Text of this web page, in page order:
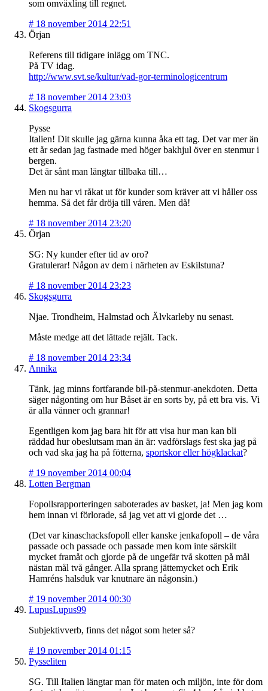
som omväxling till regnet.
# 18 november 2014 22:51
Örjan
Referens till tidigare inlägg om TNC.
På TV idag.
http://www.svt.se/kultur/vad-gor-terminologicentrum
# 18 november 2014 23:03
Skogsgurra
Pysse
Italien! Dit skulle jag gärna kunna åka ett tag. Det var mer än
ett år sedan jag fastnade med höger bakhjul över en stenmur i
bergen.
Det är sånt man längtar tillbaka till…
Men nu har vi råkat ut för kunder som kräver att vi håller oss
hemma. Så det får dröja till våren. Men då!
# 18 november 2014 23:20
Örjan
SG: Ny kunder efter tid av oro?
Gratulerar! Någon av dem i närheten av Eskilstuna?
# 18 november 2014 23:23
Skogsgurra
Njae. Trondheim, Halmstad och Älvkarleby nu senast.
Måste medge att det lättade rejält. Tack.
# 18 november 2014 23:34
Annika
Tänk, jag minns fortfarande bil-på-stenmur-anekdoten. Detta
säger någonting om hur Båset är en sorts by, på ett bra vis. Vi
är alla vänner och grannar!
Egentligen kom jag bara hit för att visa hur man kan bli
räddad hur obeslutsam man än är: vadförslags fest ska jag på
och vad ska jag ha på fötterna, sportskor eller högklackat?
# 19 november 2014 00:04
Lotten Bergman
Fopollsrapporteringen saboterades av basket, ja! Men jag kom
hem innan vi förlorade, så jag vet att vi gjorde det …
(Det var kinaschacksfopoll eller kanske jenkafopoll – de våra
passade och passade och passade men kom inte särskilt
mycket framåt och gjorde på de ungefär två skotten på mål
nästan mål två gånger. Alla sprang jättemycket och Erik
Hamréns halsduk var knutnare än någonsin.)
# 19 november 2014 00:30
LupusLupus99
Subjektivverb, finns det något som heter så?
# 19 november 2014 01:15
Pysseliten
SG. Till Italien längtar man för maten och miljön, inte för dom